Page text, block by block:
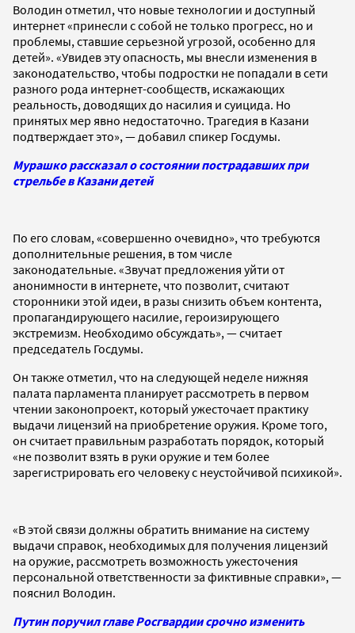
Володин отметил, что новые технологии и доступный
интернет «принесли с собой не только прогресс, но и
проблемы, ставшие серьезной угрозой, особенно для
детей». «Увидев эту опасность, мы внесли изменения в
законодательство, чтобы подростки не попадали в сети
разного рода интернет-сообществ, искажающих
реальность, доводящих до насилия и суицида. Но
принятых мер явно недостаточно. Трагедия в Казани
подтверждает это», — добавил спикер Госдумы.
Мурашко рассказал о состоянии пострадавших при
стрельбе в Казани детей
По его словам, «совершенно очевидно», что требуются
дополнительные решения, в том числе
законодательные. «Звучат предложения уйти от
анонимности в интернете, что позволит, считают
сторонники этой идеи, в разы снизить объем контента,
пропагандирующего насилие, героизирующего
экстремизм. Необходимо обсуждать», — считает
председатель Госдумы.
Он также отметил, что на следующей неделе нижняя
палата парламента планирует рассмотреть в первом
чтении законопроект, который ужесточает практику
выдачи лицензий на приобретение оружия. Кроме того,
он считает правильным разработать порядок, который
«не позволит взять в руки оружие и тем более
зарегистрировать его человеку с неустойчивой психикой».
«В этой связи должны обратить внимание на систему
выдачи справок, необходимых для получения лицензий
на оружие, рассмотреть возможность ужесточения
персональной ответственности за фиктивные справки», —
пояснил Володин.
Путин поручил главе Росгвардии срочно изменить